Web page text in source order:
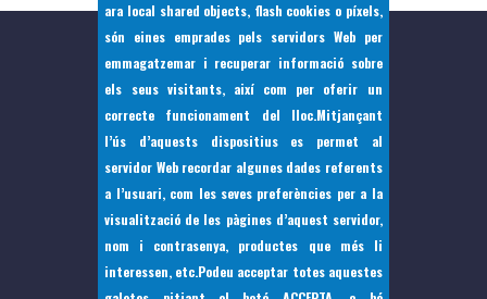
ara local shared objects, flash cookies o píxels,
són eines emprades pels servidors Web per
emmagatzemar i recuperar informació sobre
els seus visitants, així com per oferir un
correcte funcionament del lloc.Mitjançant
l’ús d’aquests dispositius es permet al
servidor Web recordar algunes dades referents
a l’usuari, com les seves preferències per a la
visualització de les pàgines d’aquest servidor,
nom i contrasenya, productes que més li
interessen, etc.Podeu acceptar totes aquestes